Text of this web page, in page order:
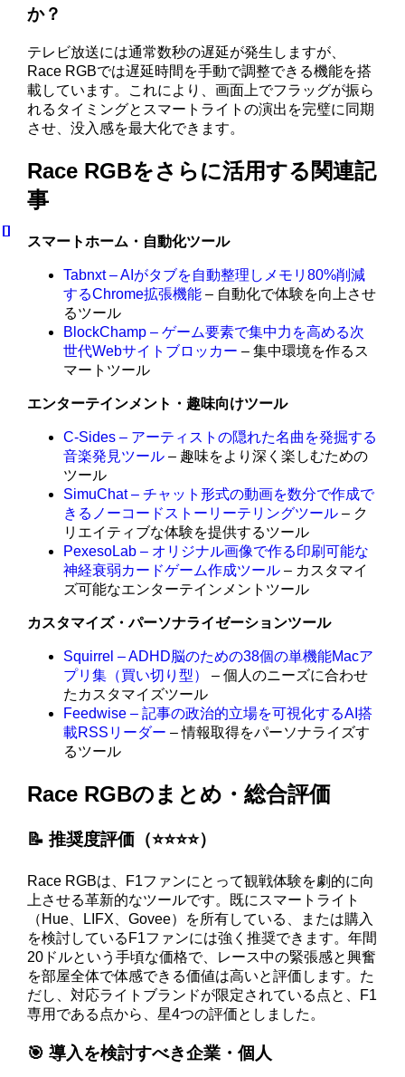
か？
テレビ放送には通常数秒の遅延が発生しますが、
Race RGBでは遅延時間を手動で調整できる機能を搭
載しています。これにより、画面上でフラッグが振ら
れるタイミングとスマートライトの演出を完璧に同期
させ、没入感を最大化できます。
Race RGBをさらに活用する関連記
事
スマートホーム・自動化ツール
Tabnxt – AIがタブを自動整理しメモリ80%削減
するChrome拡張機能 – 自動化で体験を向上させ
るツール
BlockChamp – ゲーム要素で集中力を高める次
世代Webサイトブロッカー – 集中環境を作るス
マートツール
エンターテインメント・趣味向けツール
C-Sides – アーティストの隠れた名曲を発掘する
音楽発見ツール – 趣味をより深く楽しむための
ツール
SimuChat – チャット形式の動画を数分で作成で
きるノーコードストーリーテリングツール – ク
リエイティブな体験を提供するツール
PexesoLab – オリジナル画像で作る印刷可能な
神経衰弱カードゲーム作成ツール – カスタマイ
ズ可能なエンターテインメントツール
カスタマイズ・パーソナライゼーションツール
Squirrel – ADHD脳のための38個の単機能Macア
プリ集（買い切り型）
– 個人のニーズに合わせ
たカスタマイズツール
Feedwise – 記事の政治的立場を可視化するAI搭
載RSSリーダー – 情報取得をパーソナライズす
るツール
Race RGBのまとめ・総合評価
📝 推奨度評価（⭐️⭐️⭐️⭐️）
Race RGBは、F1ファンにとって観戦体験を劇的に向
上させる革新的なツールです。既にスマートライト
（Hue、LIFX、Govee）を所有している、または購入
を検討しているF1ファンには強く推奨できます。年間
20ドルという手頃な価格で、レース中の緊張感と興奮
を部屋全体で体感できる価値は高いと評価します。た
だし、対応ライトブランドが限定されている点と、F1
専用である点から、星4つの評価としました。
🎯 導入を検討すべき企業・個人